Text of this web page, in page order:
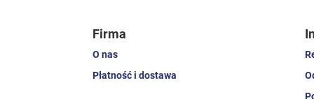
Firma
O nas
Płatność i dostawa